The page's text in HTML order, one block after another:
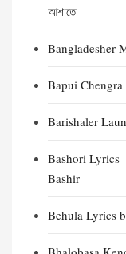
আশাতে
Bangladesher
Bapui Chengra
Barishaler
Bashori Lyrics |
Bashir
Behula Lyrics